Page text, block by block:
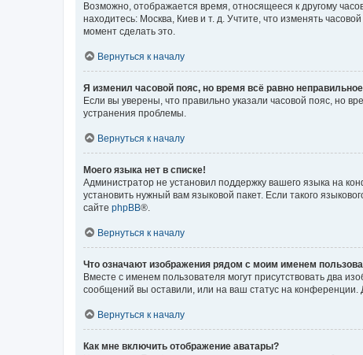
Возможно, отображается время, относящееся к другому
находитесь: Москва, Киев и т. д. Учтите, что изменять
момент сделать это.
Вернуться к началу
Я изменил часовой пояс, но время всё равно
Если вы уверены, что правильно указали часовой пояс, но
устранения проблемы.
Вернуться к началу
Моего языка нет в списке!
Администратор не установил поддержку вашего языка на
установить нужный вам языковой пакет. Если такого
сайте phpBB®.
Вернуться к началу
Что означают изображения рядом с моим именем
Вместе с именем пользователя могут присутствовать два
сообщений вы оставили, или на ваш статус на конференции.
Вернуться к началу
Как мне включить отображение аватары?